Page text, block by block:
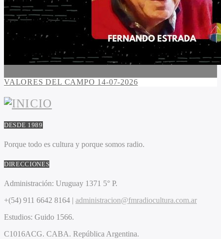
VALORES DEL CAMPO 14-07-2026
DESDE 1989
Porque todo es cultura y porque somos radio.
DIRECCIONES
Administración: Uruguay 1371 5° P.
+(54) 911 6642 8164 | administracion@fmradiocultura.com.ar
Estudios: Guido 1566.
C1016ACG. CABA. República Argentina.